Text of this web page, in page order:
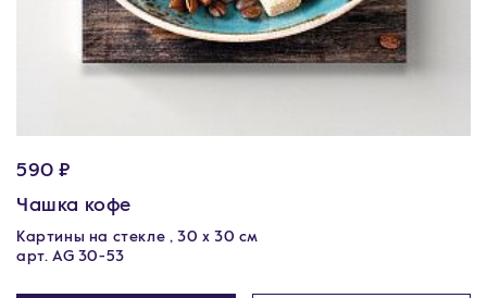
590 ₽
Чашка кофе
Картины на стекле , 30 x 30 см
арт. AG 30-53